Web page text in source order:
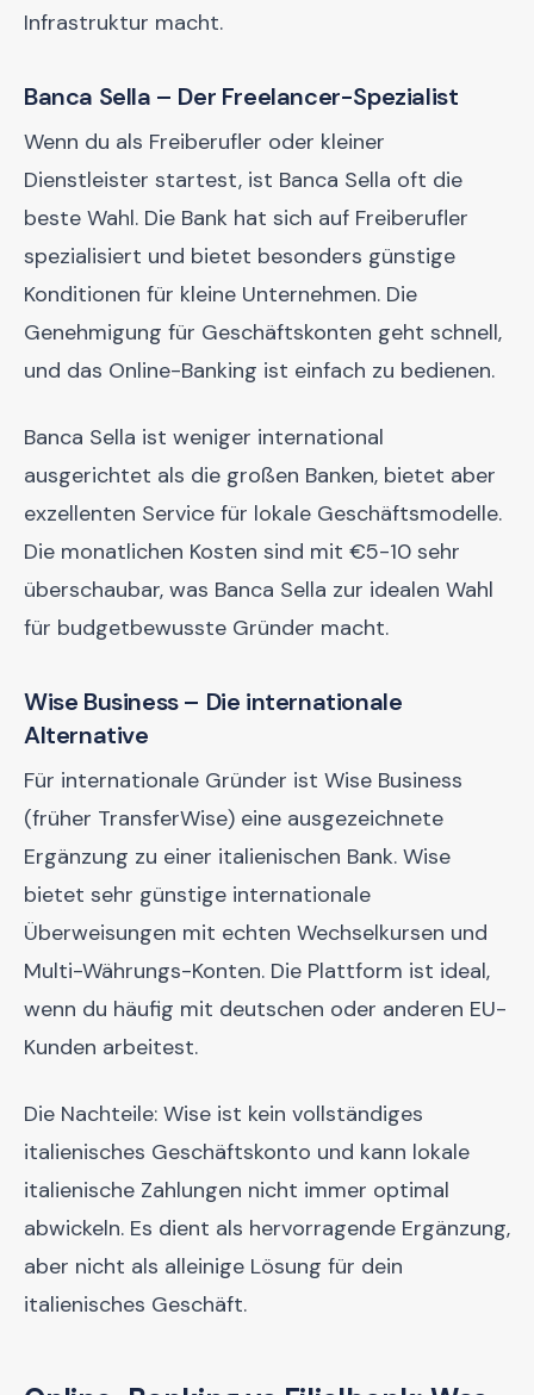
Infrastruktur macht.
Banca Sella – Der Freelancer-Spezialist
Wenn du als Freiberufler oder kleiner
Dienstleister startest, ist Banca Sella oft die
beste Wahl. Die Bank hat sich auf Freiberufler
spezialisiert und bietet besonders günstige
Konditionen für kleine Unternehmen. Die
Genehmigung für Geschäftskonten geht schnell,
und das Online-Banking ist einfach zu bedienen.
Banca Sella ist weniger international
ausgerichtet als die großen Banken, bietet aber
exzellenten Service für lokale Geschäftsmodelle.
Die monatlichen Kosten sind mit €5-10 sehr
überschaubar, was Banca Sella zur idealen Wahl
für budgetbewusste Gründer macht.
Wise Business – Die internationale
Alternative
Für internationale Gründer ist Wise Business
(früher TransferWise) eine ausgezeichnete
Ergänzung zu einer italienischen Bank. Wise
bietet sehr günstige internationale
Überweisungen mit echten Wechselkursen und
Multi-Währungs-Konten. Die Plattform ist ideal,
wenn du häufig mit deutschen oder anderen EU-
Kunden arbeitest.
Die Nachteile: Wise ist kein vollständiges
italienisches Geschäftskonto und kann lokale
italienische Zahlungen nicht immer optimal
abwickeln. Es dient als hervorragende Ergänzung,
aber nicht als alleinige Lösung für dein
italienisches Geschäft.